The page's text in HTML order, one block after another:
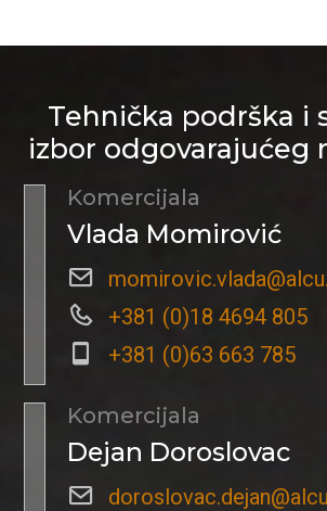
Tehnička podrška i
izbor odgovarajućeg
Komercijala
Vlada Momirović
+381 (0)18 4694 805
+381 (0)63 663 785
Komercijala
Dejan Doroslovac